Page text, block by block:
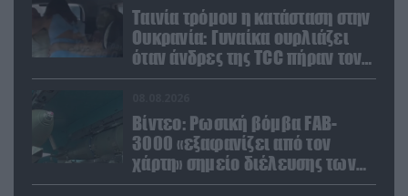
Ταινία τρόμου η κατάσταση στην
Ουκρανία: Γυναίκα ουρλιάζει
όταν άνδρες της TCC πήραν τον
σύντροφό της (βίντεο)
Βίντεο: Ρωσική βόμβα FAB-
3000 «εξαφανίζει από τον
χάρτη» σημείο διέλευσης των
ουκρανικών δυνάμεων στην